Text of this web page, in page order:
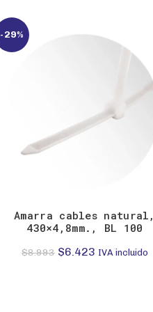
-29%
Amarra cables natural,
430×4,8mm., BL 100
$8.993 El
$6.423 El
IVA incluido